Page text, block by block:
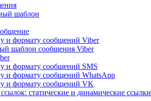
шаблон
и формату сообщений Viber
шаблон сообщения Viber
и формату сообщений SMS
и формату сообщений WhatsApp
и формату сообщений VK
статические и динамические ссылки